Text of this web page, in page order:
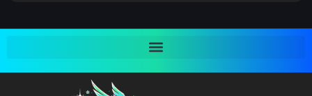
Bondage (ทาส)(1)
2001
2000
1997